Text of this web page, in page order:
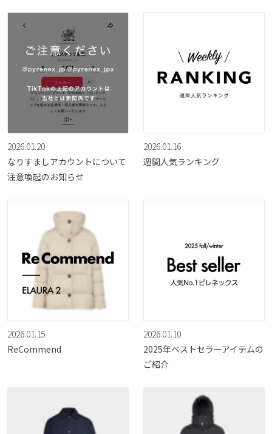
2026.01.20
なりすましアカウントについて
注意喚起のお知らせ
2026.01.16
週間人気ランキング
2026.01.15
ReCommend
2026.01.10
2025年ベストセラーアイテムの
ご紹介